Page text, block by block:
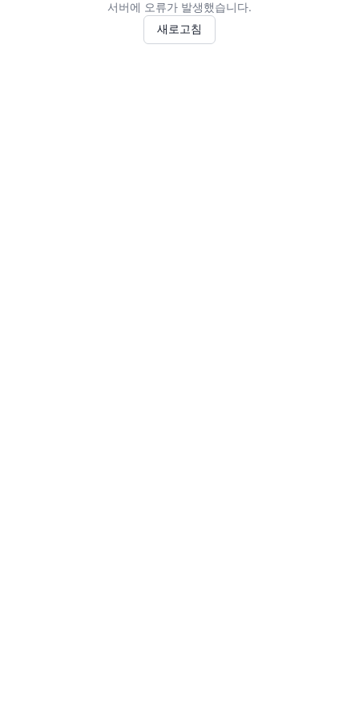
서버에 오류가 발생했습니다.
새로고침